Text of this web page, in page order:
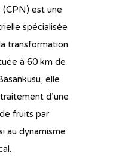
est une
spécialisée
transformation
à 60 km de
elle
d’une
fruits par
au dynamisme